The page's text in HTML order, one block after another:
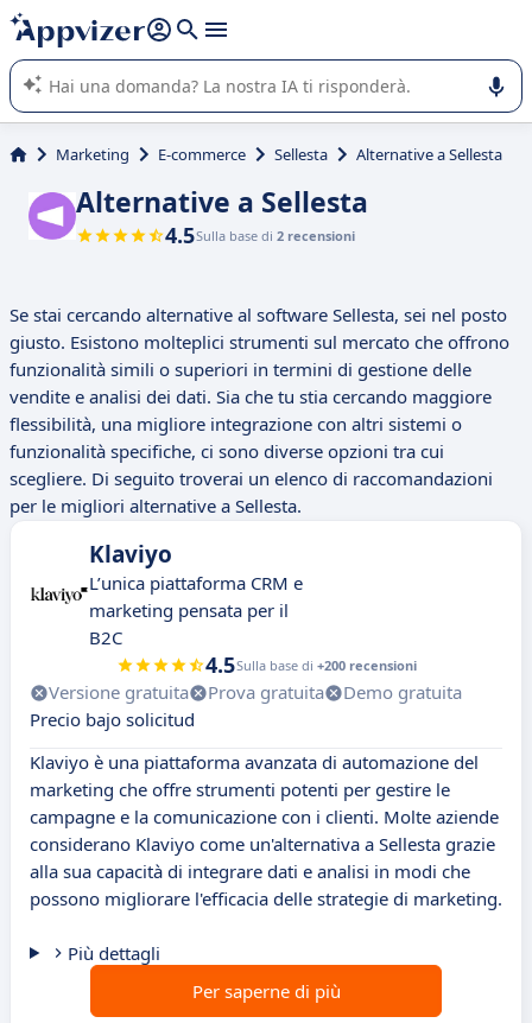
righe con
shift + enter
L'IA di Appvizer vi guida nell'utilizzo o nella scelta di un
software SaaS per la vostra azienda.
Marketing E-commerce Sellesta Alternative a Sellesta
Alternative a Sellesta
4.5Sulla base di 2 recensioni
Se stai cercando alternative al software Sellesta, sei nel posto
giusto. Esistono molteplici strumenti sul mercato che offrono
funzionalità simili o superiori in termini di gestione delle
vendite e analisi dei dati. Sia che tu stia cercando maggiore
flessibilità, una migliore integrazione con altri sistemi o
funzionalità specifiche, ci sono diverse opzioni tra cui
scegliere. Di seguito troverai un elenco di raccomandazioni
per le migliori alternative a Sellesta.
Klaviyo
L’unica piattaforma CRM e
marketing pensata per il
B2C
4.5Sulla base di +200 recensioni
Versione gratuita Prova gratuita
Demo gratuita
Precio bajo solicitud
Klaviyo è una piattaforma avanzata di automazione del
marketing che offre strumenti potenti per gestire le
campagne e la comunicazione con i clienti. Molte aziende
considerano Klaviyo come un'alternativa a Sellesta grazie
alla sua capacità di integrare dati e analisi in modi che
possono migliorare l'efficacia delle strategie di marketing.
Più dettagli
Per saperne di più